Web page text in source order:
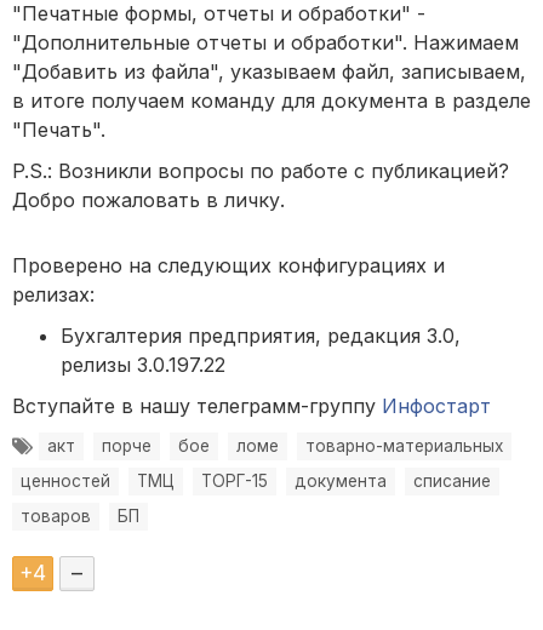
"Печатные формы, отчеты и обработки" -
"Дополнительные отчеты и обработки". Нажимаем
"Добавить из файла", указываем файл, записываем,
в итоге получаем команду для документа в разделе
"Печать".
P.S.: Возникли вопросы по работе с публикацией?
Добро пожаловать в личку.
Проверено на следующих конфигурациях и
релизах:
Бухгалтерия предприятия, редакция 3.0,
релизы 3.0.197.22
Вступайте в нашу телеграмм-группу Инфостарт
акт порче бое ломе
товарно-материальных
ценностей
ТМЦ ТОРГ-15 документа
списание
товаров
БП
+4 –